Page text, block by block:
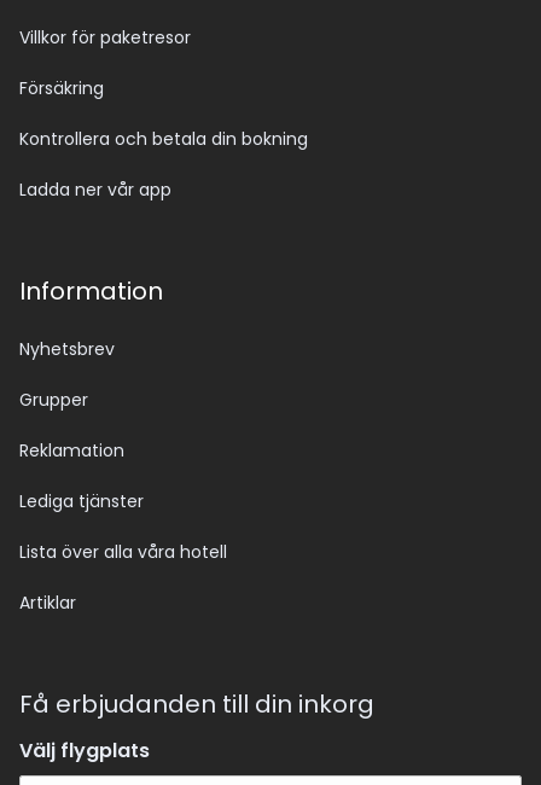
Villkor för paketresor
Försäkring
Kontrollera och betala din bokning
Ladda ner vår app
Information
Nyhetsbrev
Grupper
Reklamation
Lediga tjänster
Lista över alla våra hotell
Artiklar
Få erbjudanden till din inkorg
Välj flygplats